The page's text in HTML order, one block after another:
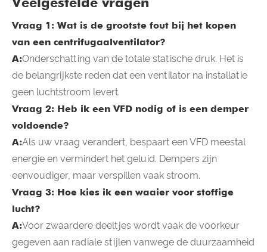
Vraag 1: Wat is de grootste fout bij het kopen
van een centrifugaalventilator?
A:Onderschatting van de totale statische druk. Het is
de belangrijkste reden dat een ventilator na installatie
geen luchtstroom levert.
Vraag 2: Heb ik een VFD nodig of is een demper
voldoende?
A:Als uw vraag verandert, bespaart een VFD meestal
energie en vermindert het geluid. Dempers zijn
eenvoudiger, maar verspillen vaak stroom.
Vraag 3: Hoe kies ik een waaier voor stoffige
lucht?
A:Voor zwaardere deeltjes wordt vaak de voorkeur
gegeven aan radiale stijlen vanwege de duurzaamheid